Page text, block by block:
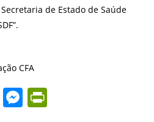
de Estado de Saúde
CFA
W M